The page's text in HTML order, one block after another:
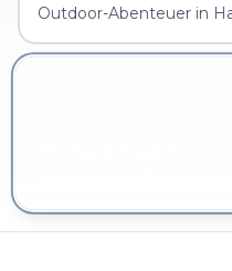
Outdoor-Abenteuer in